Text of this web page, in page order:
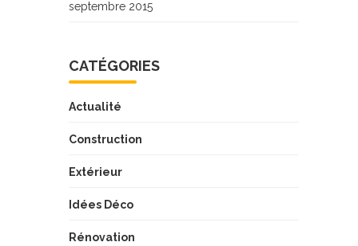
septembre 2015
CATÉGORIES
Actualité
Construction
Extérieur
Idées Déco
Rénovation